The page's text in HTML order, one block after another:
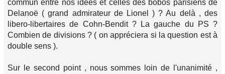
commun entre nos idées et celles des bobos parisiens de
Delanoë ( grand admirateur de Lionel ) ? Au delà , des
libero-libertaires de Cohn-Bendit ? La gauche du PS ?
Combien de divisions ? ( on appréciera si la question est à
double sens ).
Sur le second point , nous sommes loin de l'unanimité ,